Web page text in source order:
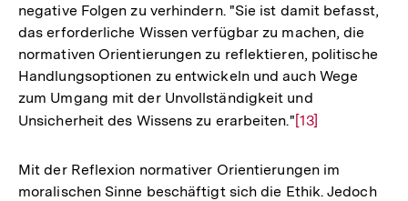
negative Folgen zu verhindern. "Sie ist damit befasst,
das erforderliche Wissen verfügbar zu machen, die
normativen Orientierungen zu reflektieren, politische
Handlungsoptionen zu entwickeln und auch Wege
zum Umgang mit der Unvollständigkeit und
Unsicherheit des Wissens zu erarbeiten."Zur
der
Fußnote
[13]
Mit der Reflexion normativer Orientierungen im
moralischen Sinne beschäftigt sich die Ethik. Jedoch